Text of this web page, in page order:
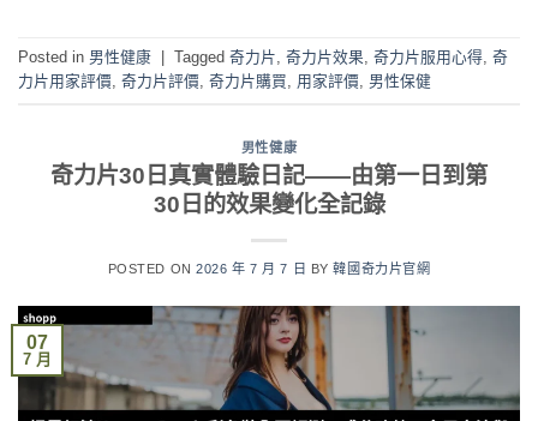
Posted in 男性健康 Tagged 奇力片, 奇力片效果, 奇力片服用心得, 奇
力片用家評價, 奇力片評價, 奇力片購買, 用家評價, 男性保健
男性健康
奇力片30日真實體驗日記——由第一日到第
30日的效果變化全記錄
POSTED ON2026 年 7 月 7 日 BY韓國奇力片官網
07
7 月